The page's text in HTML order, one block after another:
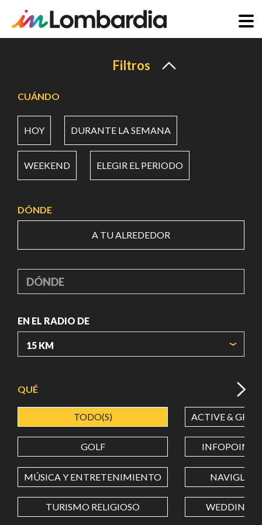
principal
Filtros
CUÁNDO
HOY DURANTE LA SEMANA
WEEKEND ELEGIR EL PERIODO
DÓNDE
A TU ALREDEDOR
DÓNDE
EN EL RADIO DE
LONGITUD
Value in decimal degrees. Use dot (.) as decimal separator.
QUÉ
TODO(S) ACTIVE &
GOLF INFOPOINT
MÚSICA Y ENTRETENIMIENTO NAVIGLI
TURISMO RELIGIOSO WEDDING